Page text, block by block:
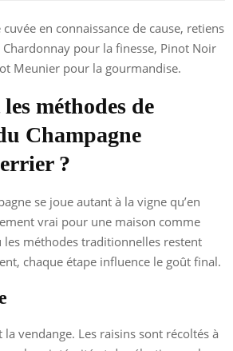
en connaissance de cause, retiens
pour la finesse, Pinot Noir
Meunier pour la gourmandise.
méthodes de
Champagne
?
se joue autant à la vigne qu’en
vrai pour une maison comme
les méthodes traditionnelles restent
chaque étape influence le goût final.
vendange. Les raisins sont récoltés à